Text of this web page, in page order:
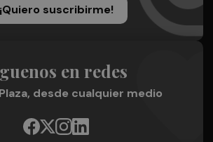
¡Quiero suscribirme!
en redes
desde cualquier medio